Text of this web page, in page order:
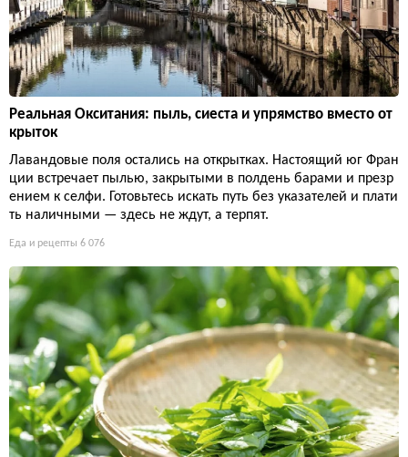
Реальная Окситания: пыль, сиеста и упрямство вместо от
крыток
Лавандовые поля остались на открытках. Настоящий юг Фран
ции встречает пылью, закрытыми в полдень барами и презр
ением к селфи. Готовьтесь искать путь без указателей и плати
ть наличными — здесь не ждут, а терпят.
Еда и рецепты 6 076